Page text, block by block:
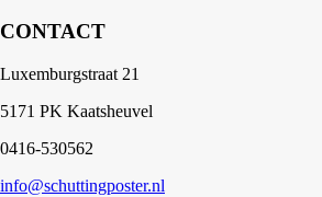
CONTACT
Luxemburgstraat 21
5171 PK Kaatsheuvel
0416-530562
info@schuttingposter.nl